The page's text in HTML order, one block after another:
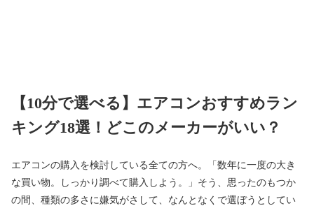
【10分で選べる】エアコンおすすめラン
キング18選！どこのメーカーがいい？
エアコンの購入を検討している全ての方へ。「数年に一度の大き
な買い物。しっかり調べて購入しよう。」そう、思ったのもつか
の間、種類の多さに嫌気がさして、なんとなくで選ぼうとしてい